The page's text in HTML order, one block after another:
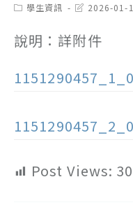
Post學生資訊
Post2026-01-
說明：詳附件
Post Views: